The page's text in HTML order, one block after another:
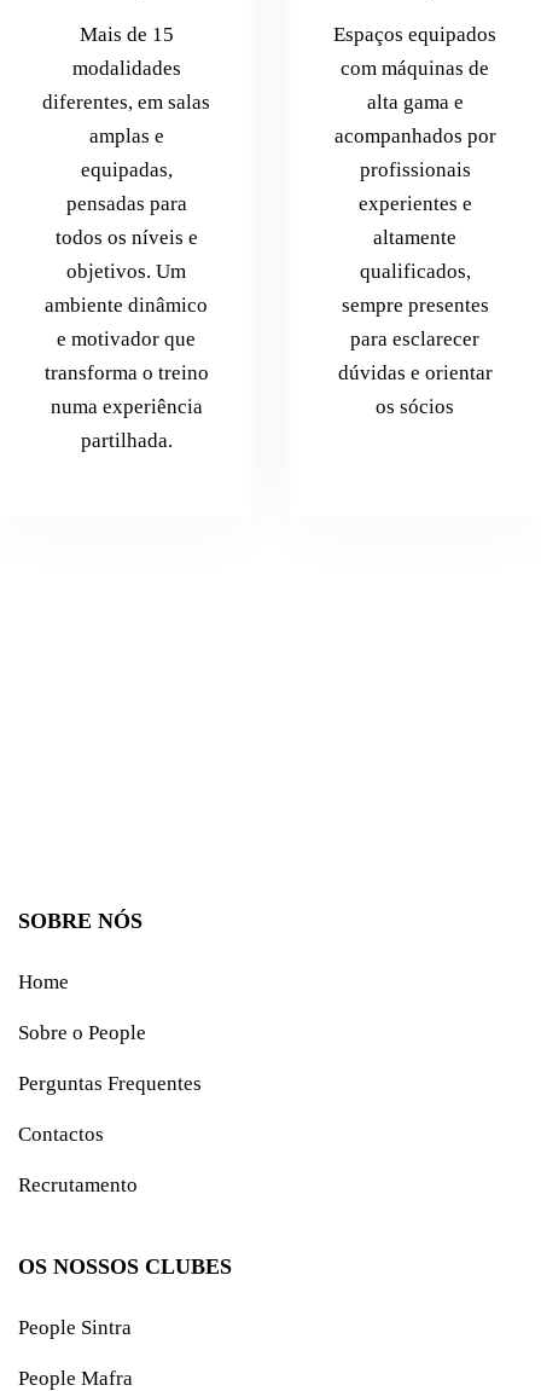
Mais de 15
modalidades
diferentes, em salas
amplas e
equipadas,
pensadas para
todos os níveis e
objetivos. Um
ambiente dinâmico
e motivador que
transforma o treino
numa experiência
partilhada.
Espaços equipados
com máquinas de
alta gama e
acompanhados por
profissionais
experientes e
altamente
qualificados,
sempre presentes
para esclarecer
dúvidas e orientar
os sócios
SOBRE NÓS
Home
Sobre o People
Perguntas Frequentes
Contactos
Recrutamento
OS NOSSOS CLUBES
People Sintra
People Mafra